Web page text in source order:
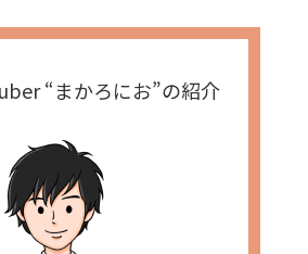
“まかろにお”の紹介